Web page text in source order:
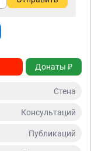
Донаты ₽
Стена
Консультаций
Публикаций